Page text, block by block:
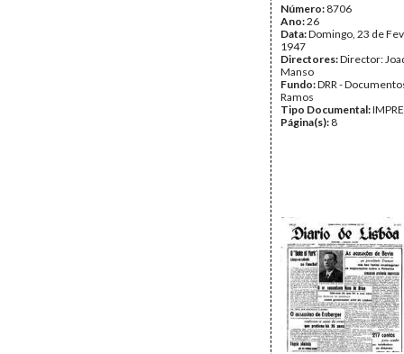
Número: 8706
Ano:26
Data:Domingo, 23 de
1947
Directores:Director:
Manso
Fundo:DRR -
Ramos
Tipo Documental:
Página(s): 8